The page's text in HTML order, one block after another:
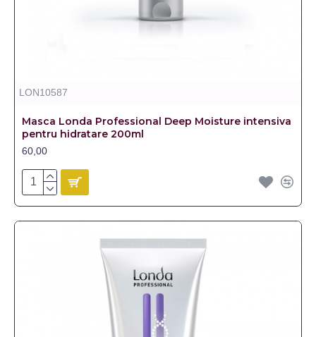
LON10587
Masca Londa Professional Deep Moisture intensiva
pentru hidratare 200ml
60,00